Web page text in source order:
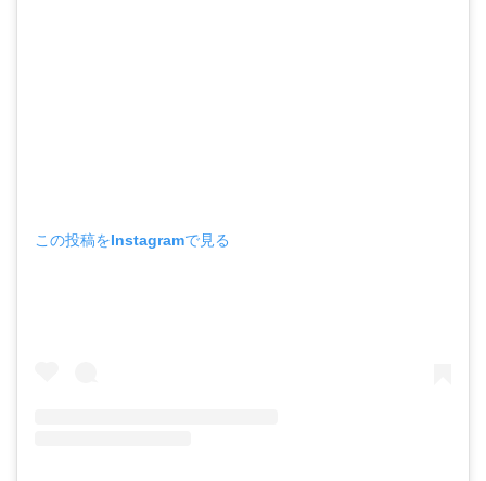
この投稿をInstagramで見る